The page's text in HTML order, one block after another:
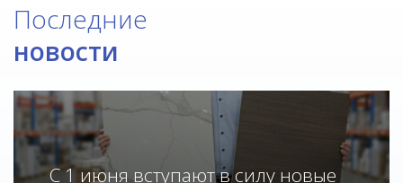
Последние
новости
С 1 июня вступают в силу новые